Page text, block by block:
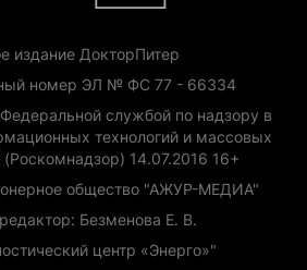
издание ДокторПитер
номер ЭЛ № ФС 77 - 66334
службой по надзору в
технологий и массовых
14.07.2016 16+
общество "АЖУР-МЕДИА"
Безменова Е. В.
центр «Энерго»"